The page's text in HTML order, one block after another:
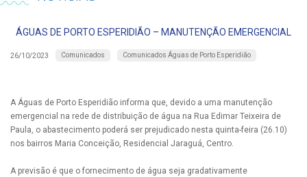
ÁGUAS DE PORTO ESPERIDIÃO – MANUTENÇÃO EMERGENCIAL
26/10/2023 Comunicados Comunicados Águas de Porto Esperidião
A Águas de Porto Esperidião informa que, devido a uma manutenção
emergencial na rede de distribuição de água na Rua Edimar Teixeira de
Paula, o abastecimento poderá ser prejudicado nesta quinta-feira (26.10)
nos bairros Maria Conceição, Residencial Jaraguá, Centro.
A previsão é que o fornecimento de água seja gradativamente